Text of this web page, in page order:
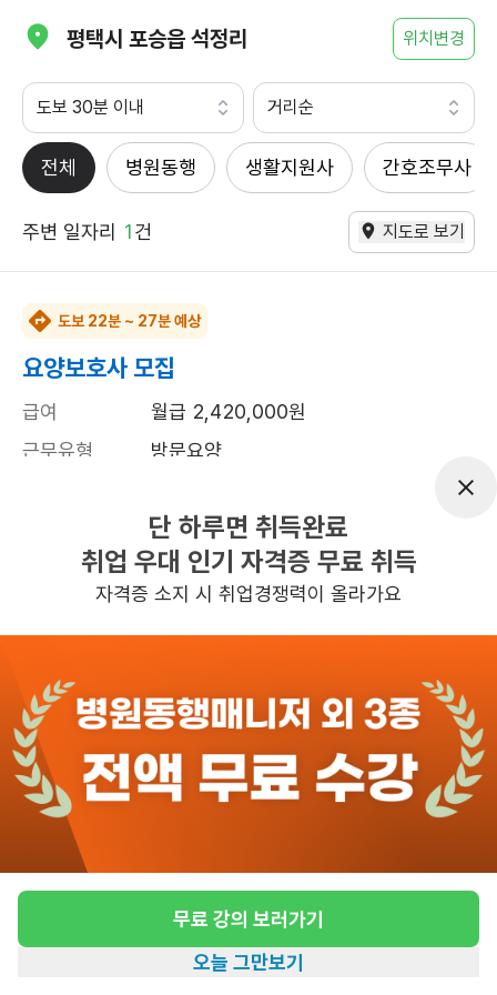
평택시 포승읍 석정리 위치변경
도보 30분 이내 거리순
전체 병원동행 생활지원사 간호조무사
주변 일자리 1건 지도로 보기
도보 22분 ~ 27분 예상
요양보호사 모집
급여
월급 2,420,000원
근무유형
방문요양
09:00~18:00
관심 일자리정보 더보기
반경 3KM 이내의 일자리 확인하기
단 하루면 취득완료
취업 우대 인기 자격증 무료 취득
자격증 소지 시 취업경쟁력이 올라가요
무료 강의 보러가기
오늘 그만보기